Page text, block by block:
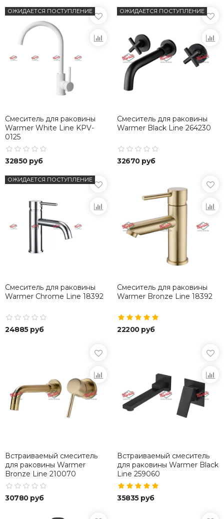
ОЖИДАЕТСЯ ПОСТУПЛЕНИЕ
Смеситель для раковины
Warmer White Line KPV-
0125
32850 руб
ОЖИДАЕТСЯ ПОСТУПЛЕНИЕ
Смеситель для раковины
Warmer Black Line 264230
32670 руб
ОЖИДАЕТСЯ ПОСТУПЛЕНИЕ
Смеситель для раковины
Warmer Chrome Line 18392
24885 руб
Смеситель для раковины
Warmer Bronze Line 18392
22200 руб
Встраиваемый смеситель
для раковины Warmer
Bronze Line 210070
30780 руб
Встраиваемый смеситель
для раковины Warmer Black
Line 259060
35835 руб